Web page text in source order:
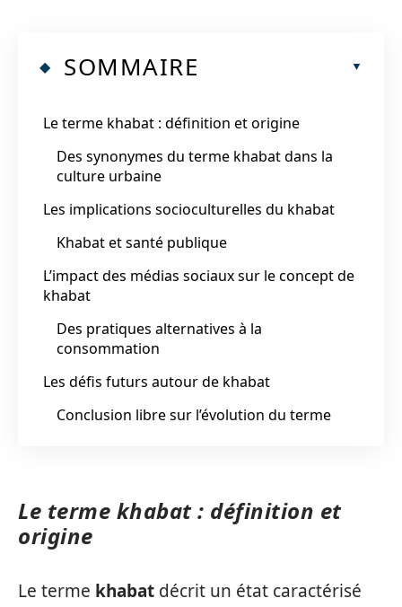
SOMMAIRE
Le terme khabat : définition et origine
Des synonymes du terme khabat dans la
culture urbaine
Les implications socioculturelles du khabat
Khabat et santé publique
L’impact des médias sociaux sur le concept de
khabat
Des pratiques alternatives à la
consommation
Les défis futurs autour de khabat
Conclusion libre sur l’évolution du terme
Le terme khabat : définition et
origine
Le terme khabat décrit un état caractérisé